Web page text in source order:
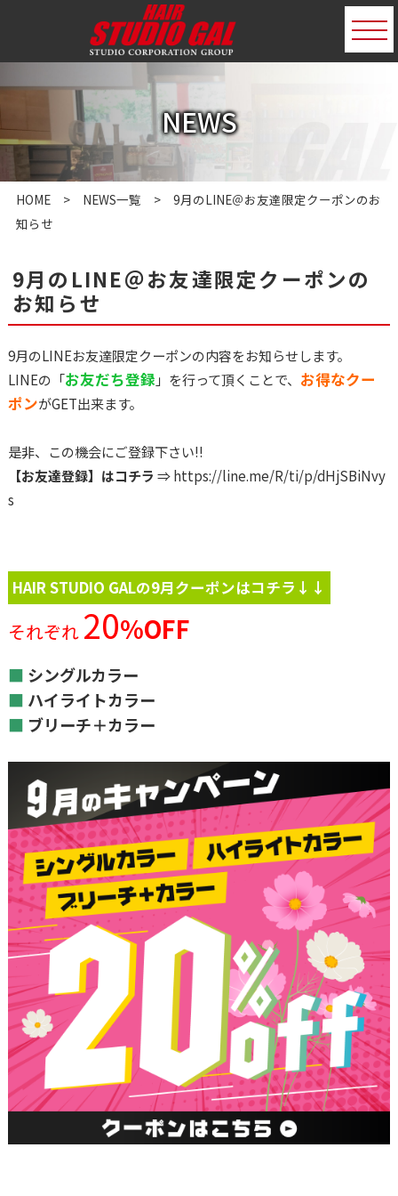
NEWS
HOME> NEWS一覧 > 9月のLINE＠お友達限定クーポンのお
知らせ
9月のLINE＠お友達限定クーポンの
お知らせ
9月のLINEお友達限定クーポンの内容をお知らせします。
LINEの「お友だち登録 」を行って頂くことで、 お得なクー
ポンがGET出来ます。
是非、この機会にご登録下さい!!
【お友達登録】はコチラ ⇒https://line.me/R/ti/p/dHjSBiNvy
s
HAIR STUDIO GALの9月クーポンはコチラ↓↓
それぞれ 20%OFF
■ シングルカラー
■ ハイライトカラー
■ ブリーチ＋カラー